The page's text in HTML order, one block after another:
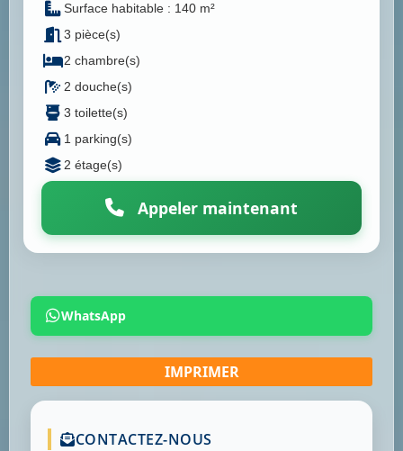
Surface habitable : 140 m²
3 pièce(s)
2 chambre(s)
2 douche(s)
3 toilette(s)
1 parking(s)
2 étage(s)
Appeler maintenant
WhatsApp
CONTACTEZ-NOUS